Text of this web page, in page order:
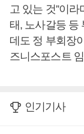
고 있는 것”이
태, 노사갈등 등
데도 정 부회장
즈니스포스트
인기기사